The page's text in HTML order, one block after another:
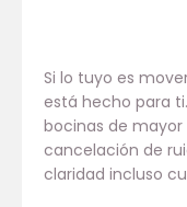
Si lo tuyo es
está hecho para
bocinas de
cancelación de
claridad incluso